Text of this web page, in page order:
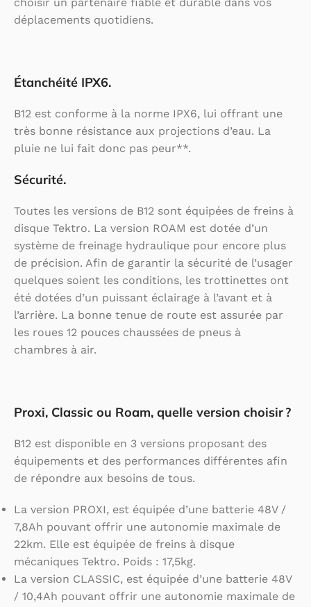
choisir un partenaire fiable et durable dans vos
déplacements quotidiens.
Étanchéité IPX6.
B12 est conforme à la norme IPX6, lui offrant une
très bonne résistance aux projections d’eau. La
pluie ne lui fait donc pas peur**.
Sécurité.
Toutes les versions de B12 sont équipées de freins à
disque Tektro. La version ROAM est dotée d’un
système de freinage hydraulique pour encore plus
de précision. Afin de garantir la sécurité de l’usager
quelques soient les conditions, les trottinettes ont
été dotées d’un puissant éclairage à l’avant et à
l’arrière. La bonne tenue de route est assurée par
les roues 12 pouces chaussées de pneus à
chambres à air.
Proxi, Classic ou Roam, quelle version choisir ?
B12 est disponible en 3 versions proposant des
équipements et des performances différentes afin
de répondre aux besoins de tous.
La version PROXI, est équipée d’une batterie 48V /
7,8Ah pouvant offrir une autonomie maximale de
22km. Elle est équipée de freins à disque
mécaniques Tektro. Poids : 17,5kg.
La version CLASSIC, est équipée d’une batterie 48V
/ 10,4Ah pouvant offrir une autonomie maximale de